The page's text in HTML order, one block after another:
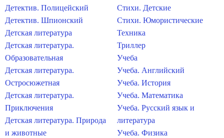
Детектив. Полицейский
Детектив. Шпионский
Детская литература
Детская литература.
Образовательная
Детская литература.
Остросюжетная
Детская литература.
Приключения
Детская литература. Природа
и животные
Стихи. Детские
Стихи. Юмористические
Техника
Триллер
Учеба
Учеба. Английский
Учеба. История
Учеба. Математика
Учеба. Русский язык и
литература
Учеба. Физика